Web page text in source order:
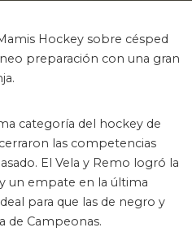
Hockey sobre césped
preparación con una gran
categoría del hockey de
las competencias
El Vela y Remo logró la
un empate en la última
para que las de negro y
de Campeonas.